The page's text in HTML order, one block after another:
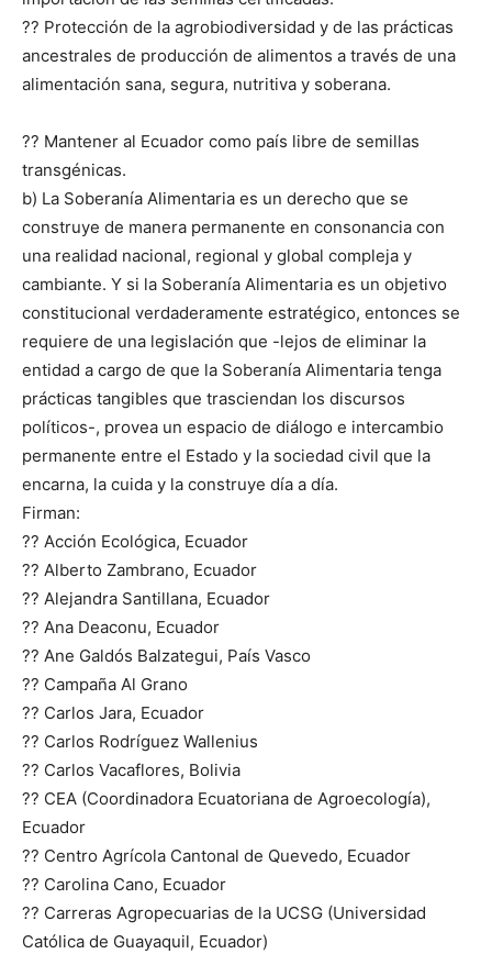
?? Protección de la agrobiodiversidad y de las prácticas
ancestrales de producción de alimentos a través de una
alimentación sana, segura, nutritiva y soberana.
?? Mantener al Ecuador como país libre de semillas
transgénicas.
b) La Soberanía Alimentaria es un derecho que se
construye de manera permanente en consonancia con
una realidad nacional, regional y global compleja y
cambiante. Y si la Soberanía Alimentaria es un objetivo
constitucional verdaderamente estratégico, entonces se
requiere de una legislación que -lejos de eliminar la
entidad a cargo de que la Soberanía Alimentaria tenga
prácticas tangibles que trasciendan los discursos
políticos-, provea un espacio de diálogo e intercambio
permanente entre el Estado y la sociedad civil que la
encarna, la cuida y la construye día a día.
Firman:
?? Acción Ecológica, Ecuador
?? Alberto Zambrano, Ecuador
?? Alejandra Santillana, Ecuador
?? Ana Deaconu, Ecuador
?? Ane Galdós Balzategui, País Vasco
?? Campaña Al Grano
?? Carlos Jara, Ecuador
?? Carlos Rodríguez Wallenius
?? Carlos Vacaflores, Bolivia
?? CEA (Coordinadora Ecuatoriana de Agroecología),
Ecuador
?? Centro Agrícola Cantonal de Quevedo, Ecuador
?? Carolina Cano, Ecuador
?? Carreras Agropecuarias de la UCSG (Universidad
Católica de Guayaquil, Ecuador)